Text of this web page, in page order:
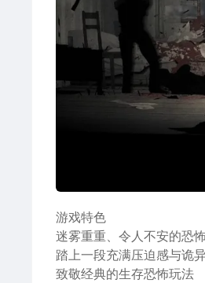
游戏特色
迷雾重重、令人不安的恐
踏上一段充满压迫感与诡
致敬经典的生存恐怖玩法